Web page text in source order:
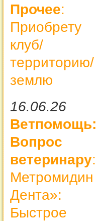
Прочее:
Приобрету
клуб/
территорию/
землю
16.06.26
Ветпомощь:
Вопрос
ветеринару:
Метромидин
Дента»:
Быстрое